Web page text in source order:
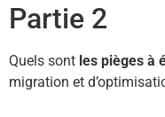
Partie 2
Quels sont les pièges à
migration et